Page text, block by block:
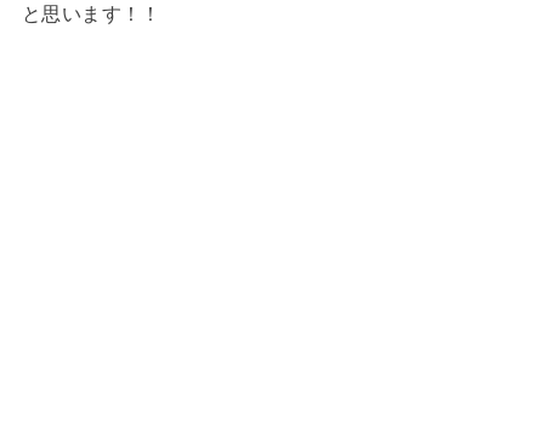
と思います！！